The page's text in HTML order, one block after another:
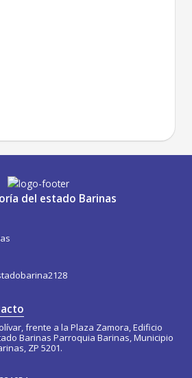
del estado Barinas
frente a la Plaza Zamora, Edificio
Barinas Parroquia Barinas, Municipio
ZP 5201.